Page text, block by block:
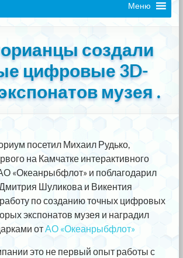
Меню
создали
цифровые 3D-
музея .
посетил Михаил Рудько,
на Камчатке интерактивного
«Океанрыбфлот» и поблагодарил
Шуликова и Викентия
по созданию точных цифровых
экспонатов музея и наградил
отАО «Океанрыбфлот»
это не первый опыт работы с